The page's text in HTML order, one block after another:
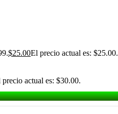
$25.00El precio actual es: $25.00.
precio actual es: $30.00.